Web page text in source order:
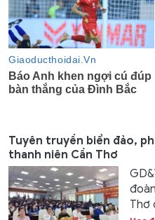
Tuyên truyền biển đảo,
thanh niên Cần Thơ
Thơ